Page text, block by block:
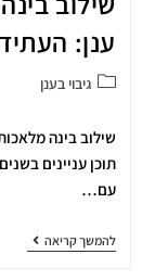
ענן:
גיבוי בענן
עם…
להמשך קריאה